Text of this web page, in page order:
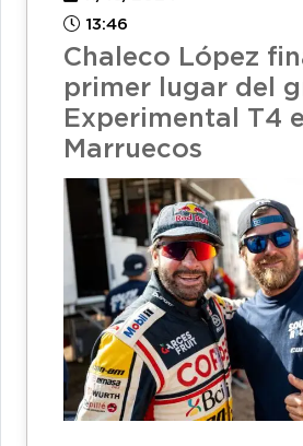
13:46
Chaleco López
primer lugar del
Experimental T4
Marruecos